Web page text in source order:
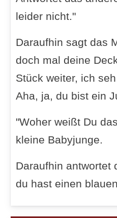
leider nicht."
Daraufhin sagt das
doch mal deine
Stück weiter, ich
Aha, ja, du bist ein
"Woher weißt Du
kleine Babyjunge.
Daraufhin antwortet
du hast einen